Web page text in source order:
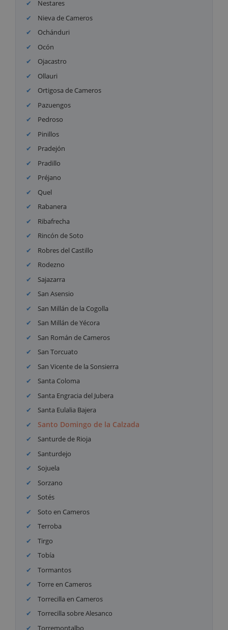
Nestares
Nieva de Cameros
Ochánduri
Ocón
Ojacastro
Ollauri
Ortigosa de Cameros
Pazuengos
Pedroso
Pinillos
Pradejón
Pradillo
Préjano
Quel
Rabanera
Ribafrecha
Rincón de Soto
Robres del Castillo
Rodezno
Sajazarra
San Asensio
San Millán de la Cogolla
San Millán de Yécora
San Román de Cameros
San Torcuato
San Vicente de la Sonsierra
Santa Coloma
Santa Engracia del Jubera
Santa Eulalia Bajera
Santo Domingo de la Calzada
Santurde de Rioja
Santurdejo
Sojuela
Sorzano
Sotés
Soto en Cameros
Terroba
Tirgo
Tobía
Tormantos
Torre en Cameros
Torrecilla en Cameros
Torrecilla sobre Alesanco
Torremontalbo